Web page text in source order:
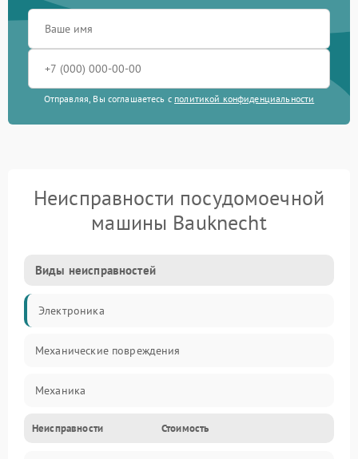
Отправляя, Вы соглашаетесь с политикой конфиденциальности
Неисправности посудомоечной
машины Bauknecht
Виды неисправностей
Электроника
Механические повреждения
Механика
Управление
Неисправности Стоимость